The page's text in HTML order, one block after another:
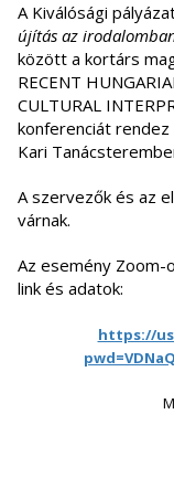
A Kiválósági
újítás az
között a kortárs
RECENT
CULTURAL
konferenciát rendez
Kari
A szervezők és az
várnak.
Az esemény Zoom-
link és adatok:
https://